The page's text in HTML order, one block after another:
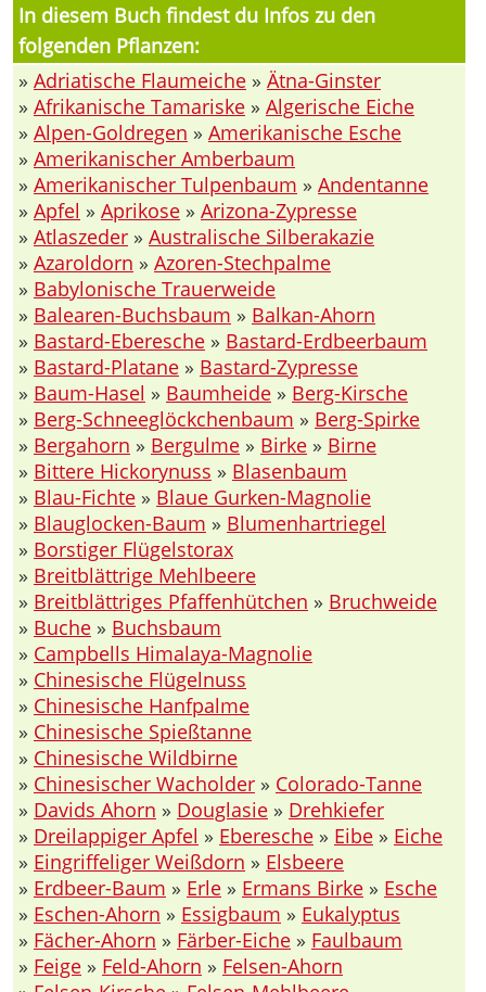
In diesem Buch findest du Infos zu den
folgenden Pflanzen:
» Adriatische Flaumeiche » Ätna-Ginster
» Afrikanische Tamariske » Algerische Eiche
» Alpen-Goldregen » Amerikanische Esche
» Amerikanischer Amberbaum
» Amerikanischer Tulpenbaum » Andentanne
» Apfel » Aprikose » Arizona-Zypresse
» Atlaszeder » Australische Silberakazie
» Azaroldorn » Azoren-Stechpalme
» Babylonische Trauerweide
» Balearen-Buchsbaum » Balkan-Ahorn
» Bastard-Eberesche » Bastard-Erdbeerbaum
» Bastard-Platane » Bastard-Zypresse
» Baum-Hasel » Baumheide » Berg-Kirsche
» Berg-Schneeglöckchenbaum » Berg-Spirke
» Bergahorn » Bergulme » Birke » Birne
» Bittere Hickorynuss » Blasenbaum
» Blau-Fichte » Blaue Gurken-Magnolie
» Blauglocken-Baum » Blumenhartriegel
» Borstiger Flügelstorax
» Breitblättrige Mehlbeere
» Breitblättriges Pfaffenhütchen » Bruchweide
» Buche » Buchsbaum
» Campbells Himalaya-Magnolie
» Chinesische Flügelnuss
» Chinesische Hanfpalme
» Chinesische Spießtanne
» Chinesische Wildbirne
» Chinesischer Wacholder » Colorado-Tanne
» Davids Ahorn » Douglasie » Drehkiefer
» Dreilappiger Apfel » Eberesche » Eibe » Eiche
» Eingriffeliger Weißdorn » Elsbeere
» Erdbeer-Baum » Erle » Ermans Birke » Esche
» Eschen-Ahorn » Essigbaum » Eukalyptus
» Fächer-Ahorn » Färber-Eiche » Faulbaum
» Feige » Feld-Ahorn » Felsen-Ahorn